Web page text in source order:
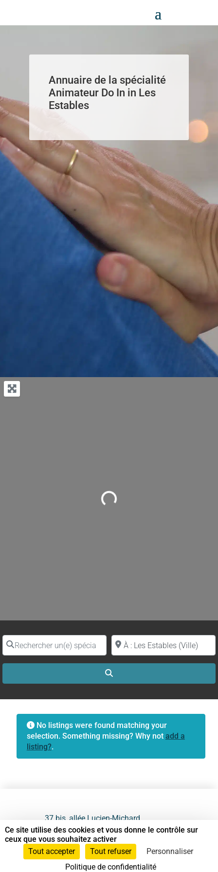
Annuaire de la spécialité
Animateur Do In in Les
Estables
Loading...
Rechercher un(e) spécialiste par nomProche de (ville ou région)
No listings were found matching your
selection. Something missing? Why not add a
listing?.
37 bis, allée Lucien-Michard
93190 Livry-Gargan
06 61 87 28 09
Ce site utilise des cookies et vous donne le contrôle sur
ceux que vous souhaitez activer
Tout accepter
Tout refuser
Personnaliser
Politique de confidentialité